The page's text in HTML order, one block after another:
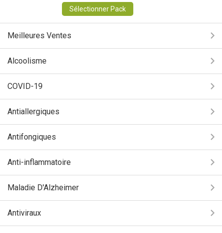
Sélectionner Pack
Meilleures Ventes
Alcoolisme
COVID-19
Antiallergiques
Antifongiques
Anti-inflammatoire
Maladie D'Alzheimer
Antiviraux